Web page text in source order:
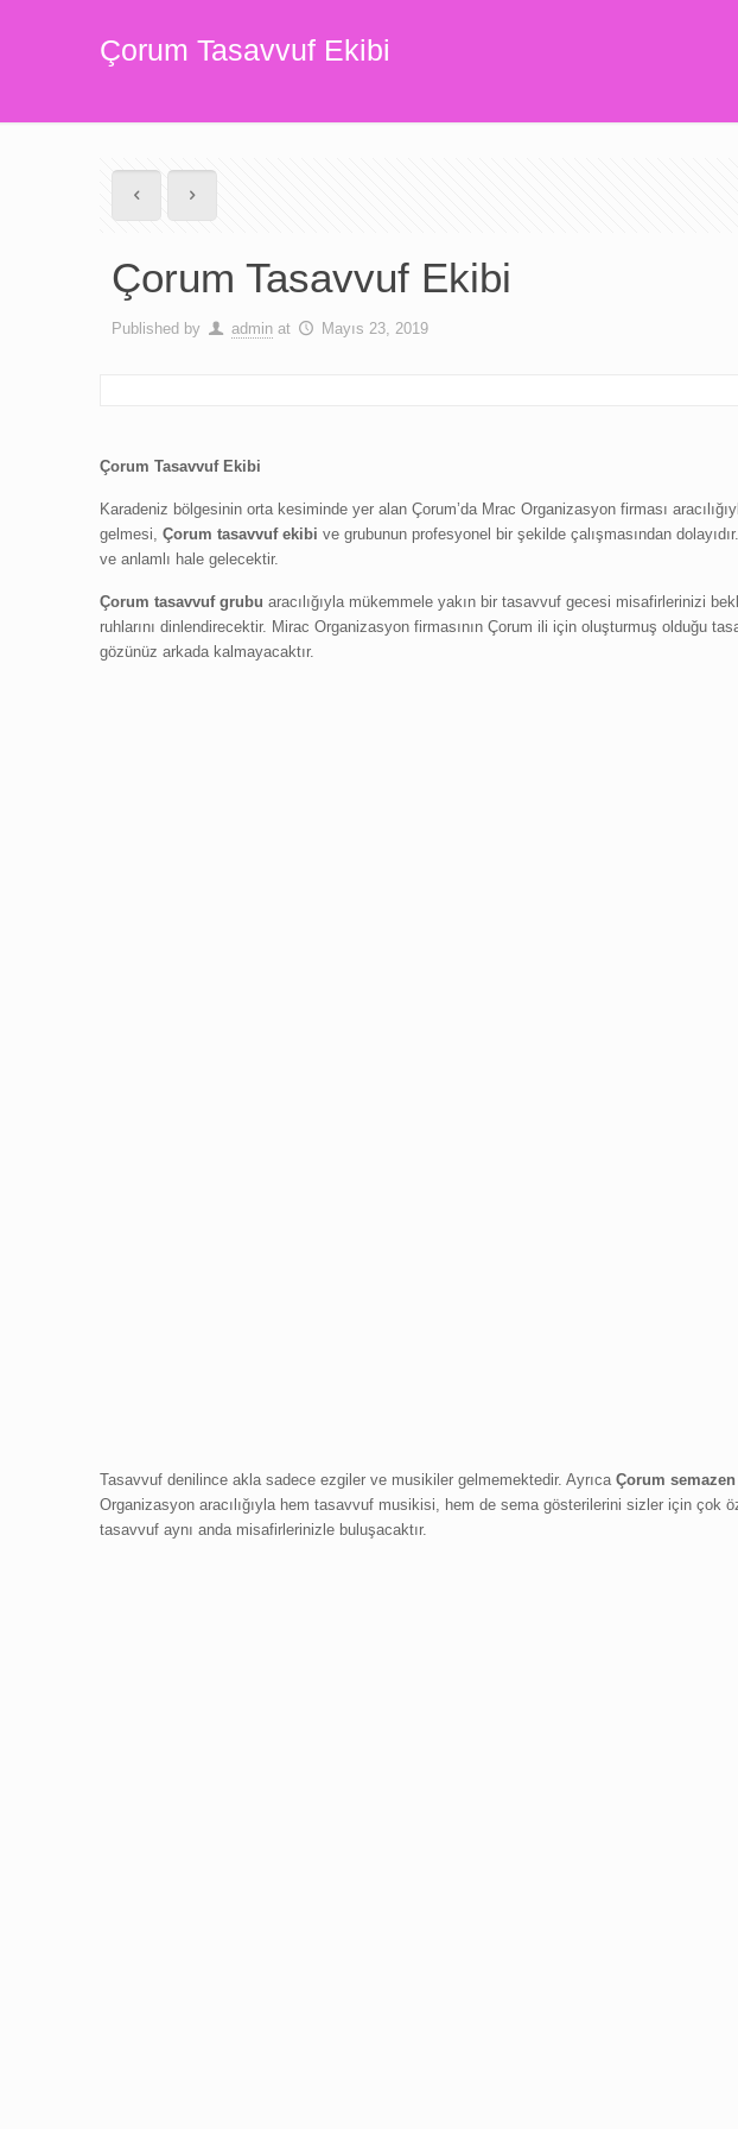
Çorum Tasavvuf Ekibi
Çorum Tasavvuf Ekibi
Published by admin at Mayıs 23, 2019
Çorum Tasavvuf Ekibi
Karadeniz bölgesinin orta kesiminde yer alan Çorum’da Mrac Organizasyon firması
gelmesi, Çorum tasavvuf ekibi ve grubunun profesyonel bir şekilde çalışmasından
ve anlamlı hale gelecektir.
Çorum tasavvuf grubu aracılığıyla mükemmele yakın bir tasavvuf gecesi misafirlerinizi
ruhlarını dinlendirecektir. Mirac Organizasyon firmasının Çorum ili için oluşturmuş olduğu
gözünüz arkada kalmayacaktır.
Tasavvuf denilince akla sadece ezgiler ve musikiler gelmemektedir. Ayrıca Çorum
Organizasyon aracılığıyla hem tasavvuf musikisi, hem de sema gösterilerini sizler için
tasavvuf aynı anda misafirlerinizle buluşacaktır.